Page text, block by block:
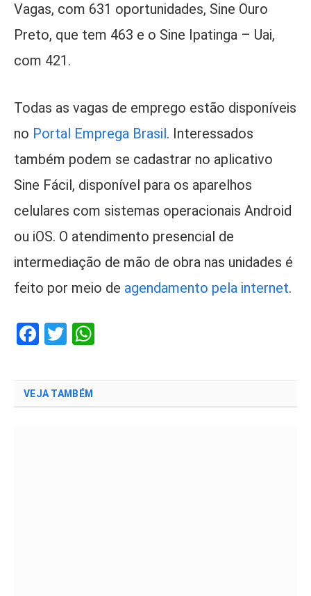
Vagas, com 631 oportunidades, Sine Ouro
Preto, que tem 463 e o Sine Ipatinga – Uai,
com 421.
Todas as vagas de emprego estão disponíveis
no Portal Emprega Brasil. Interessados
também podem se cadastrar no aplicativo
Sine Fácil, disponível para os aparelhos
celulares com sistemas operacionais Android
ou iOS. O atendimento presencial de
intermediação de mão de obra nas unidades é
feito por meio de agendamento pela internet.
Facebook
Twitter
VEJA TAMBÉM